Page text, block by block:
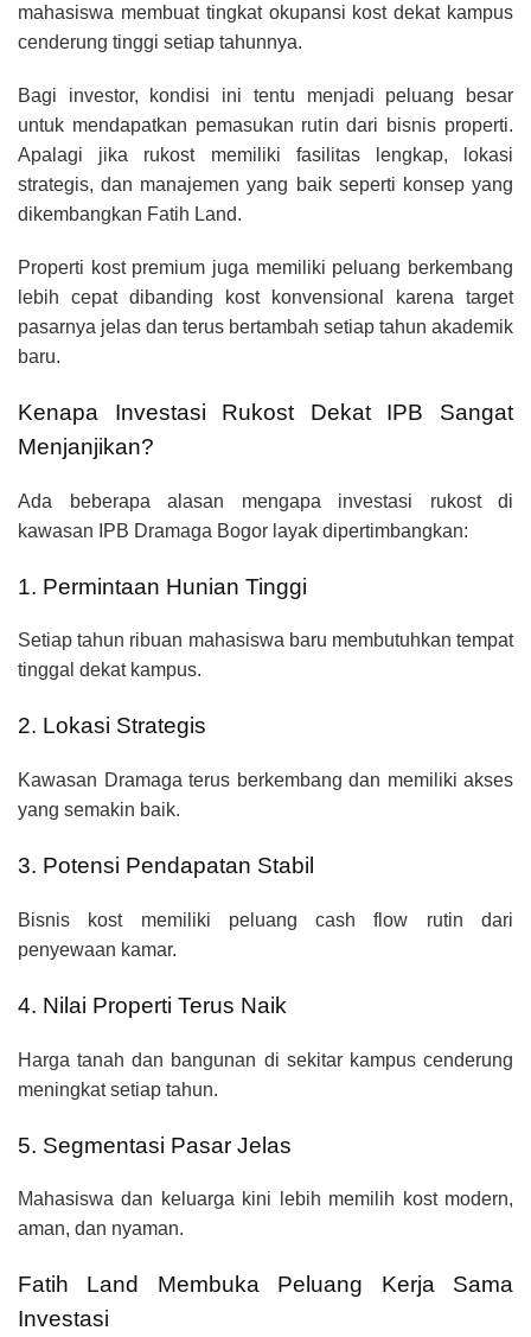
mahasiswa membuat tingkat okupansi kost dekat kampus
cenderung tinggi setiap tahunnya.
Bagi investor, kondisi ini tentu menjadi peluang besar
untuk mendapatkan pemasukan rutin dari bisnis properti.
Apalagi jika rukost memiliki fasilitas lengkap, lokasi
strategis, dan manajemen yang baik seperti konsep yang
dikembangkan Fatih Land.
Properti kost premium juga memiliki peluang berkembang
lebih cepat dibanding kost konvensional karena target
pasarnya jelas dan terus bertambah setiap tahun akademik
baru.
Kenapa Investasi Rukost Dekat IPB Sangat
Menjanjikan?
Ada beberapa alasan mengapa investasi rukost di
kawasan IPB Dramaga Bogor layak dipertimbangkan:
1. Permintaan Hunian Tinggi
Setiap tahun ribuan mahasiswa baru membutuhkan tempat
tinggal dekat kampus.
2. Lokasi Strategis
Kawasan Dramaga terus berkembang dan memiliki akses
yang semakin baik.
3. Potensi Pendapatan Stabil
Bisnis kost memiliki peluang cash flow rutin dari
penyewaan kamar.
4. Nilai Properti Terus Naik
Harga tanah dan bangunan di sekitar kampus cenderung
meningkat setiap tahun.
5. Segmentasi Pasar Jelas
Mahasiswa dan keluarga kini lebih memilih kost modern,
aman, dan nyaman.
Fatih Land Membuka Peluang Kerja Sama
Investasi